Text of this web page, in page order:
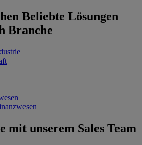
Beliebte Lösungen
Branche
mit unserem Sales Team